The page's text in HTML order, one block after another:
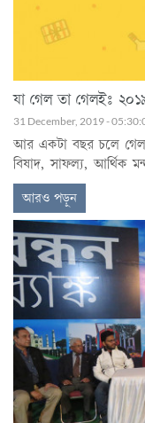
যা গেল তা গেলইঃ
31 December, 2019 -
আর একটা বছর চলে
বিষাদ, সাফল্য, আর্থিক
থাকবে অনেক দিন।
আরও পড়ুন